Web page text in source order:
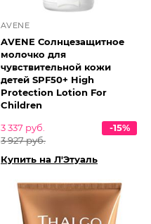
AVENE
AVENE Солнцезащитное
молочко для
чувствительной кожи
детей SPF50+ High
Protection Lotion For
Children
3 337 руб.
3 927 руб.
-15%
Купить на Л'Этуаль